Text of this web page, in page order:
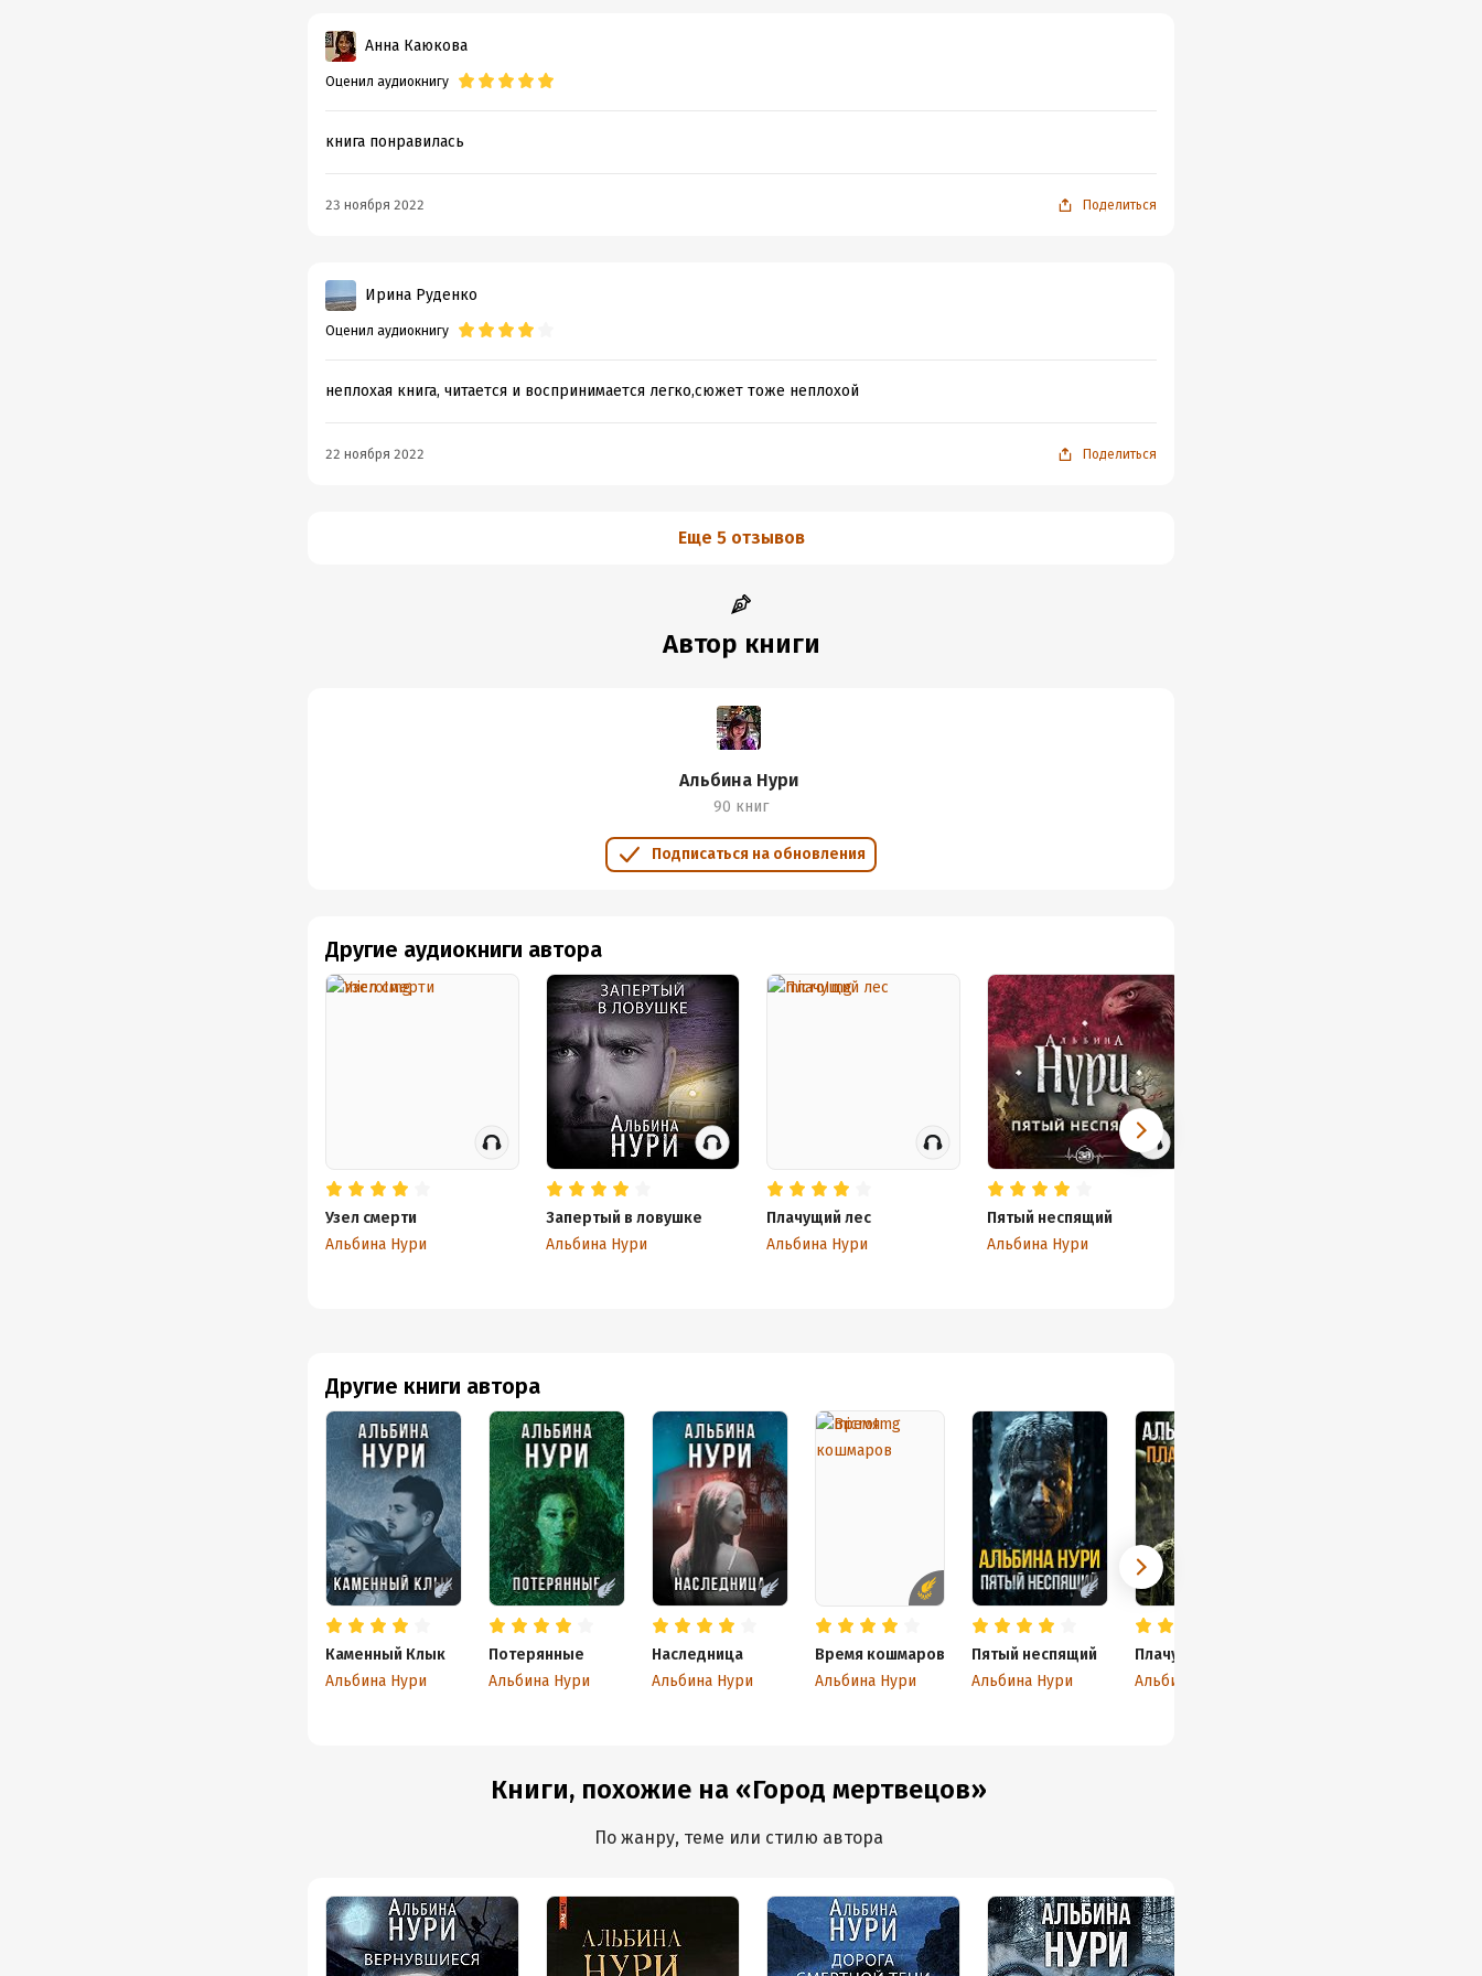
Анна Каюкова
Оценил аудиокнигу
книга понравилась
23 ноября 2022 Поделиться
Ирина Руденко
Оценил аудиокнигу
неплохая книга, читается и воспринимается легко,сюжет тоже неплохой
22 ноября 2022 Поделиться
Еще 5 отзывов
Автор книги
Альбина Нури
90 книг
Подписаться на обновления
Другие книги автора
Каменный Клык
Альбина Нури
Потерянные
Альбина Нури
Наследница
Альбина Нури
Время кошмаров
Альбина Нури
Пятый неспящий
Альбина Нури
Плачущий лес
Альбина Нури
Другие аудиокниги автора
Узел смерти
Альбина Нури
Запертый в ловушке
Альбина Нури
Плачущий лес
Альбина Нури
Пятый неспящий
Альбина Нури
Книги, похожие на «Город мертвецов»
По жанру, теме или стилю автора